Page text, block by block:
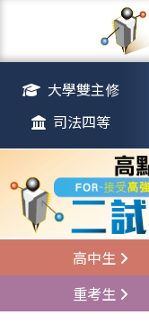
大學雙主修
司法四等
高中生
重考生